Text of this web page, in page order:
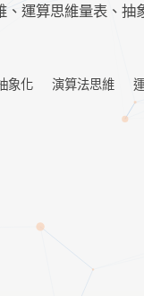
、運算思維量表、抽
象化 演算法思維